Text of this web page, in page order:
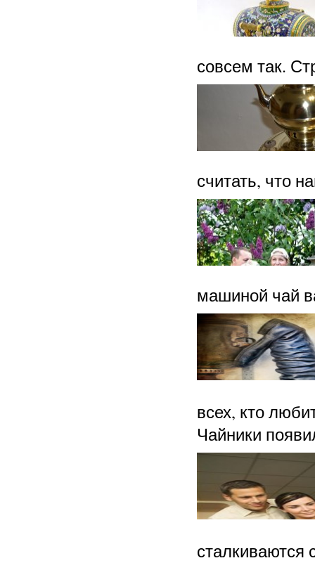
совсем так.
считать, что
машиной чай
всех, кто
Чайники
сталкиваются